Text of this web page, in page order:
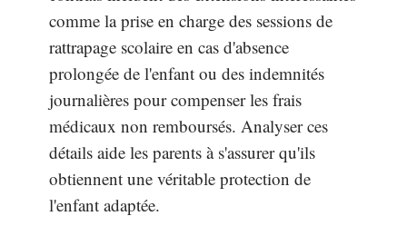
comme la prise en charge des sessions de
rattrapage scolaire en cas d'absence
prolongée de l'enfant ou des indemnités
journalières pour compenser les frais
médicaux non remboursés. Analyser ces
détails aide les parents à s'assurer qu'ils
obtiennent une véritable protection de
l'enfant adaptée.